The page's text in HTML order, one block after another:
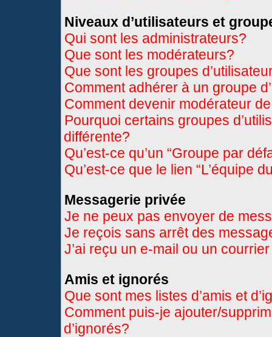
Niveaux d’utilisateurs et
Qui sont les administrateurs?
Que sont les modérateurs?
Que sont les groupes
Comment adhérer à un groupe
Comment devenir modérateur
Pourquoi certains groupes
différente?
Qu’est-ce qu’un “Groupe par
Qu’est-ce que le lien “L’équipe
Messagerie privée
Je ne peux pas envoyer de
Je reçois sans arrêt des
J’ai reçu un e-mail ou un
Amis et ignorés
Que sont mes listes d’amis et
Comment puis-je ajouter/
d’ignorés?